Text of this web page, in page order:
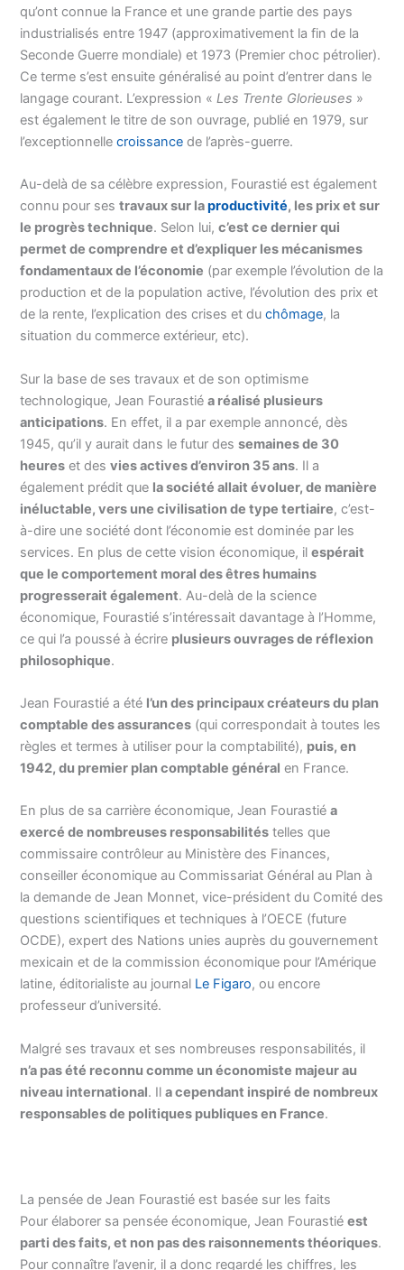
qu’ont connue la France et une grande partie des pays
industrialisés entre 1947 (approximativement la fin de la
Seconde Guerre mondiale) et 1973 (Premier choc pétrolier).
Ce terme s’est ensuite généralisé au point d’entrer dans le
langage courant. L’expression «Les Trente Glorieuses »
est également le titre de son ouvrage, publié en 1979, sur
l’exceptionnellecroissance de l’après-guerre.
Au-delà de sa célèbre expression, Fourastié est également
connu pour sestravaux sur laproductivité, les prix et sur
le progrès technique. Selon lui,c’est ce dernier qui
permet de comprendre et d’expliquer les mécanismes
fondamentaux de l’économie (par exemple l’évolution de la
production et de la population active, l’évolution des prix et
de la rente, l’explication des crises et duchômage, la
situation du commerce extérieur, etc).
Sur la base de ses travaux et de son optimisme
technologique, Jean Fourastiéa réalisé plusieurs
anticipations. En effet, il a par exemple annoncé, dès
1945, qu’il y aurait dans le futur dessemaines de 30
heures et desvies actives d’environ 35 ans. Il a
également prédit que la société allait évoluer, de manière
inéluctable, vers une civilisation de type tertiaire, c’est-
à-dire une société dont l’économie est dominée par les
services. En plus de cette vision économique, ilespérait
que le comportement moral des êtres humains
progresserait également. Au-delà de la science
économique, Fourastié s’intéressait davantage à l’Homme,
ce qui l’a poussé à écrire plusieurs ouvrages de réflexion
philosophique.
Jean Fourastié a été l’un des principaux créateurs du plan
comptable des assurances (qui correspondait à toutes les
règles et termes à utiliser pour la comptabilité), puis, en
1942, du premier plan comptable général en France.
En plus de sa carrière économique, Jean Fourastiéa
exercé de nombreuses responsabilités telles que
commissaire contrôleur au Ministère des Finances,
conseiller économique au Commissariat Général au Plan à
la demande de Jean Monnet, vice-président du Comité des
questions scientifiques et techniques à l’OECE (future
OCDE), expert des Nations unies auprès du gouvernement
mexicain et de la commission économique pour l’Amérique
latine, éditorialiste au journal Le Figaro, ou encore
professeur d’université.
Malgré ses travaux et ses nombreuses responsabilités, il
n’a pas été reconnu comme un économiste majeur au
niveau international. Ila cependant inspiré de nombreux
responsables de politiques publiques en France.
La pensée de Jean Fourastié est basée sur les faits
Pour élaborer sa pensée économique, Jean Fourastiéest
parti des faits, et non pas des raisonnements théoriques.
Pour connaître l’avenir, il a donc regardé les chiffres, les